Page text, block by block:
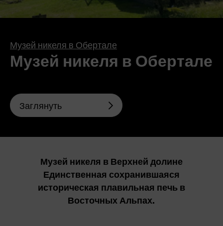
Музей никеля в Обертале
Музей никеля в Обертале
Заглянуть
Музей никеля в Верхней долине
Единственная сохранившаяся
историческая плавильная печь в
Восточных Альпах.